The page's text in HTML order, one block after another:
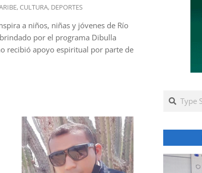
, CULTURA, DEPORTES
a niños, niñas y jóvenes de Río
por el programa Dibulla
recibió apoyo espiritual por parte de
Search